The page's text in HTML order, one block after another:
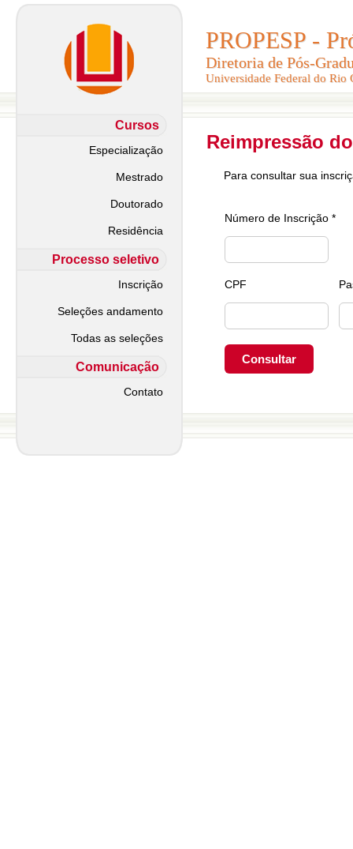
PROPESP -
Diretoria de Pós-
Universidade Federal do Rio
PROPESP -
Diretoria de Pós-
Universidade Federal do Rio
Cursos
Especialização
Mestrado
Doutorado
Residência
Processo seletivo
Inscrição
Seleções andamento
Todas as seleções
Comunicação
Contato
Reimpressão
Para consultar sua
Número de Inscrição *
CPF